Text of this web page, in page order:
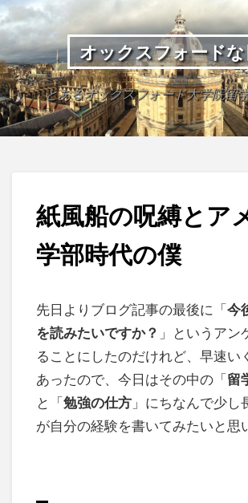
オックスフォードな
とあるオックスフォード大学院留
紙風船の呪縛とア
学部時代の僕
先日よりブログ記事の最後に「今
を読みたいですか？ 」というアン
ることにしたのだけれど、早速い
あったので、今日はその中の「留
と「勉強の仕方 」にちなんで少し
が自分の経験を書いてみたいと思